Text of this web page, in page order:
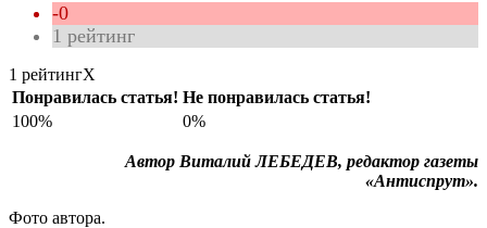
-0
1 рейтинг
1 рейтингX
Понравилась статья! Не понравилась статья!
100%
0%
Автор Виталий ЛЕБЕДЕВ, редактор газеты
«Антиспрут».
Фото автора.